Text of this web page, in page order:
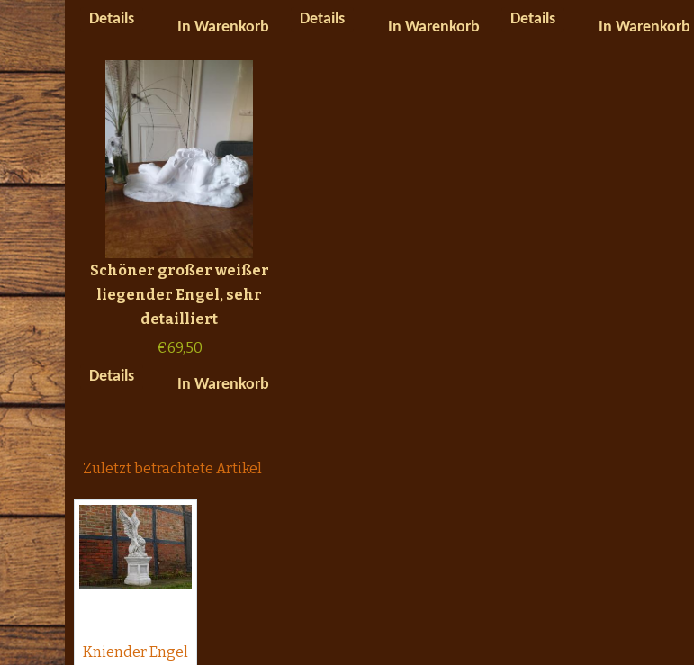
Details
In Warenkorb
Details
In Warenkorb
Details
In Warenkorb
Schöner großer weißer
liegender Engel, sehr
detailliert
€69,50
Details
In Warenkorb
Zuletzt betrachtete Artikel
Kniender Engel